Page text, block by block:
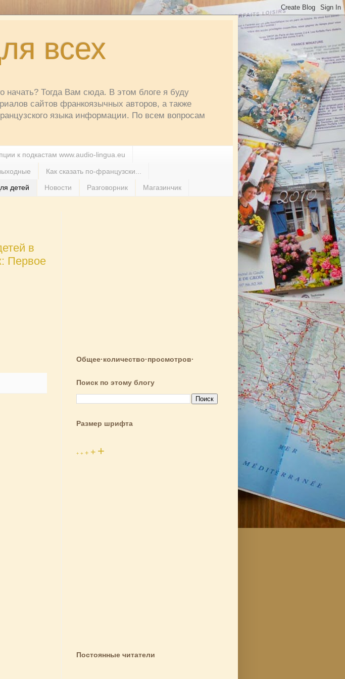
всех
начать? Тогда Вам сюда. В этом блоге я буду
сайтов франкоязычных авторов, а также
языка информации. По всем вопросам
к подкастам www.audio-lingua.eu
Как сказать по-французски...
детей Новости Разговорник Магазинчик
в
Первое
Общее·количество·просмотров·
Поиск по этому блогу
Размер шрифта
+ + + + +
Постоянные читатели